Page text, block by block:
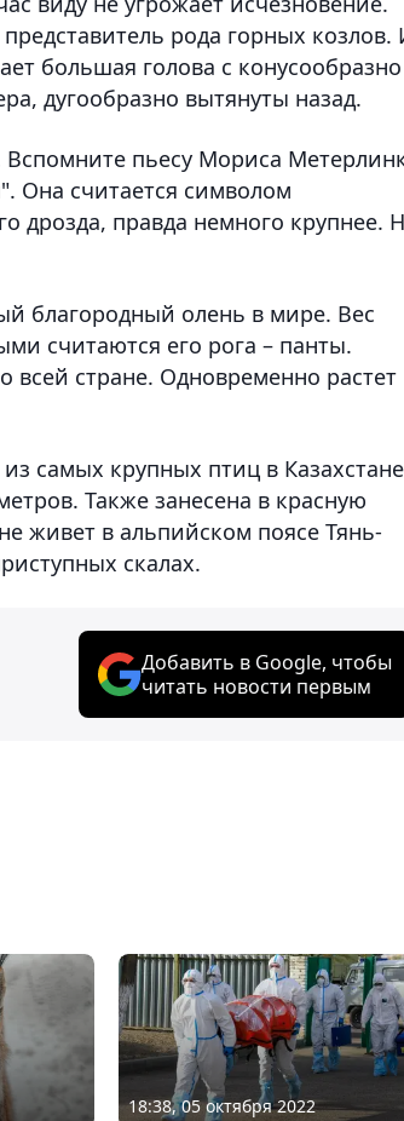
рода горных козлов.
большая голова с конусообразно
дугообразно вытянуты назад.
Вспомните пьесу Мориса
Она считается символом
дрозда, правда немного крупнее.
благородный олень в мире. Вес
считаются его рога – панты.
всей стране. Одновременно растет
самых крупных птиц в
Также занесена в красную
живет в альпийском поясе Тянь-
скалах.
Добавить в Google, чтобы
читать новости первым
18:38, 05 октября 2022